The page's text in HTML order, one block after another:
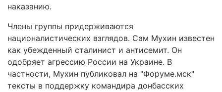
наказанию.
Члены группы придерживаются
националистических взглядов. Сам Мухин известен
как убежденный сталинист и антисемит. Он
одобряет агрессию России на Украине. В
частности, Мухин публиковал на "Форуме.мск"
тексты в поддержку командира донбасских